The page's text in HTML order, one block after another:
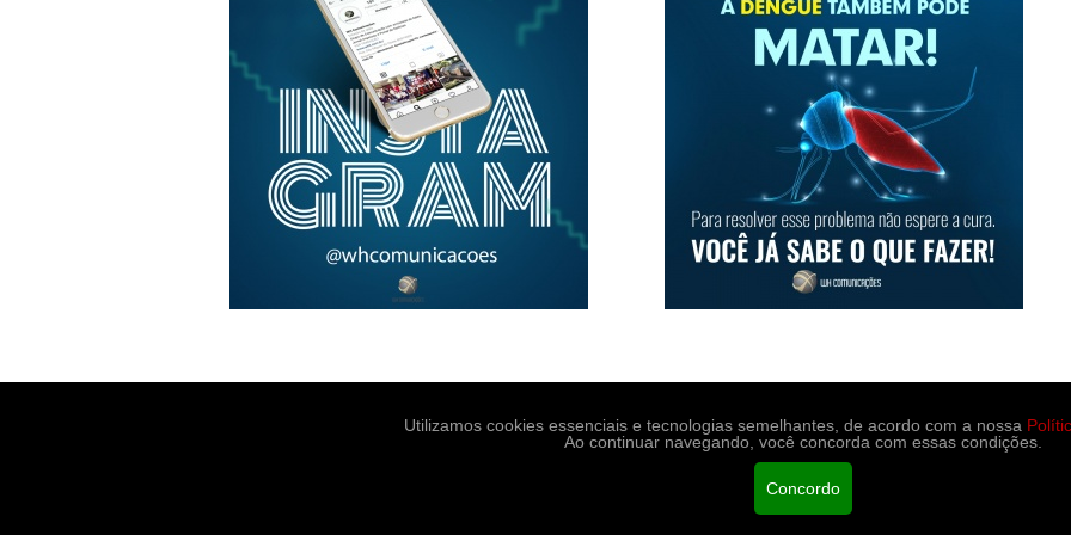
Medicina e saúde
Utilizamos cookies essenciais e tecnologias semelhantes, de acordo com a nossa
Ao continuar navegando, você concorda com essas condições.
Concordo